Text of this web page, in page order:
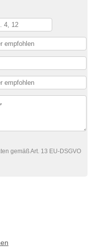
gemäß Art. 13 EU-DSGVO